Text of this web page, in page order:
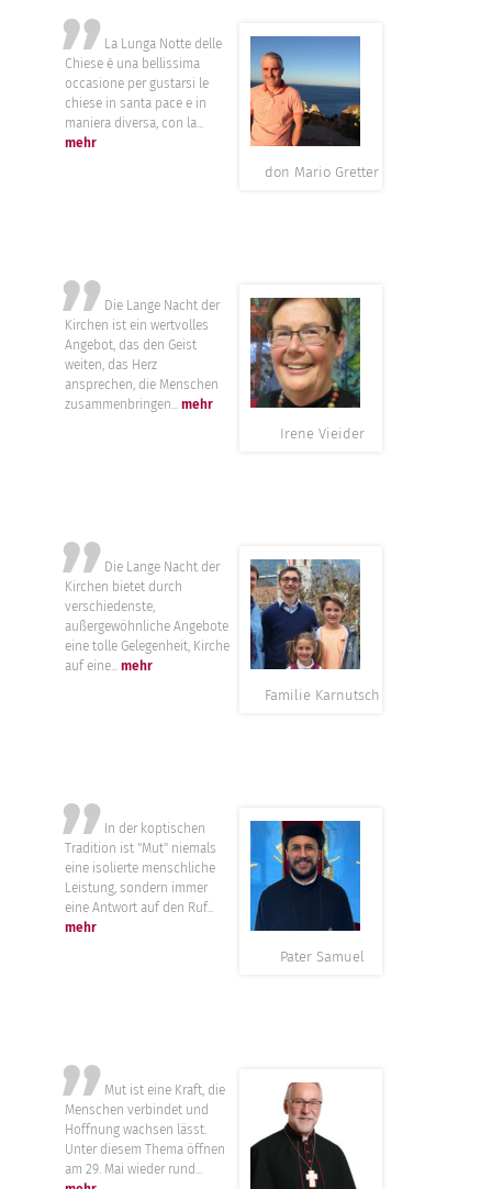
”
La Lunga Notte delle
Chiese è una bellissima
occasione per gustarsi le
chiese in santa pace e in
maniera diversa, con la...
mehr
don Mario Gretter
”
Die Lange Nacht der
Kirchen ist ein wertvolles
Angebot, das den Geist
weiten, das Herz
ansprechen, die Menschen
zusammenbringen...mehr
Irene Vieider
”
Die Lange Nacht der
Kirchen bietet durch
verschiedenste,
außergewöhnliche Angebote
eine tolle Gelegenheit, Kirche
auf eine...mehr
Familie Karnutsch
”
In der koptischen
Tradition ist "Mut" niemals
eine isolierte menschliche
Leistung, sondern immer
eine Antwort auf den Ruf...
mehr
Pater Samuel
”
Mut ist eine Kraft, die
Menschen verbindet und
Hoffnung wachsen lässt.
Unter diesem Thema öffnen
am 29. Mai wieder rund...